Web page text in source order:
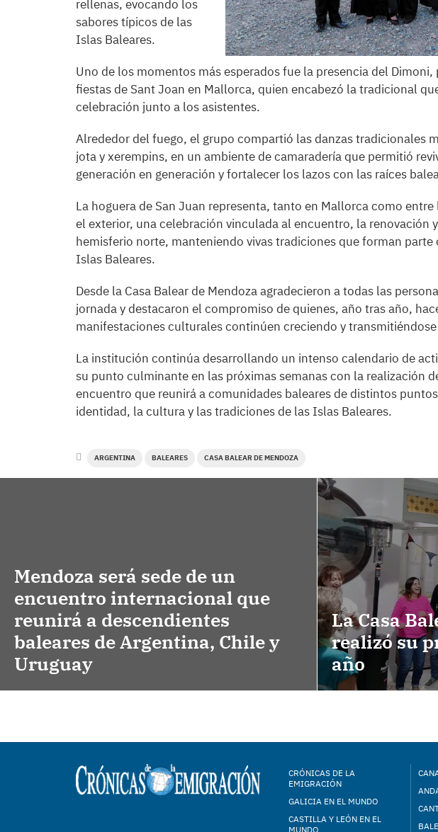
rellenas, evocando los
sabores típicos de las
Islas Baleares.
Uno de los momentos más esperados fue la presencia del
fiestas de Sant Joan en Mallorca, quien encabezó la tradicional
celebración junto a los asistentes.
Alrededor del fuego, el grupo compartió las danzas tradicionales
jota y xerempins, en un ambiente de camaradería que permitió
generación en generación y fortalecer los lazos con las raíces
La hoguera de San Juan representa, tanto en Mallorca como
el exterior, una celebración vinculada al encuentro, la renovación
hemisferio norte, manteniendo vivas tradiciones que forman
Islas Baleares.
Desde la Casa Balear de Mendoza agradecieron a todas las
jornada y destacaron el compromiso de quienes, año tras año,
manifestaciones culturales continúen creciendo y transmitiéndose
La institución continúa desarrollando un intenso calendario de
su punto culminante en las próximas semanas con la realización
encuentro que reunirá a comunidades baleares de distintos
identidad, la cultura y las tradiciones de las Islas Baleares.
ARGENTINA BALEARES CASA BALEAR DE MENDOZA
Mendoza será sede de un
encuentro internacional que
reunirá a descendientes
baleares de Argentina, Chile y
Uruguay
La Casa
realizó su
año
CRÓNICAS DE LA
EMIGRACIÓN
GALICIA EN EL MUNDO
CASTILLA Y LEÓN EN EL
MUNDO